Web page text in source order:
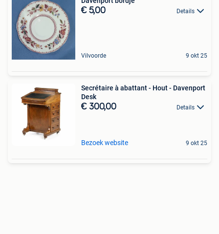
€ 5,00 Details
Vilvoorde 9 okt 25
Secrétaire à abattant - Hout - Davenport
Desk
€ 300,00 Details
Bezoek website 9 okt 25